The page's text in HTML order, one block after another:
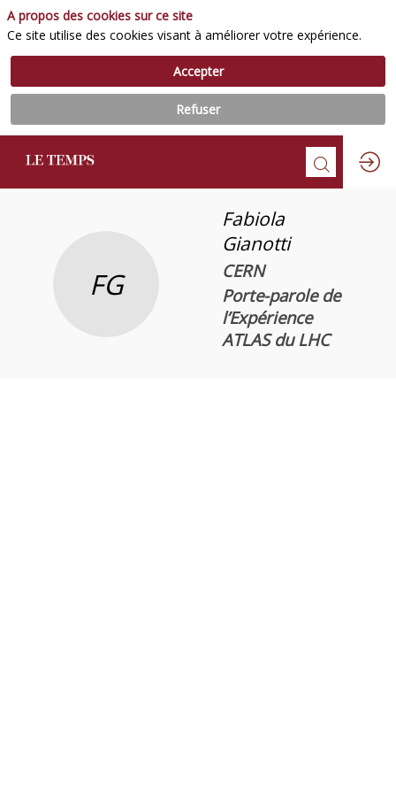
FG
Fabiola
Gianotti
CERN
Porte-parole de
l’Expérience
ATLAS du LHC
A propos des cookies sur ce site
Ce site utilise des cookies visant à améliorer votre expérience.
Accepter
Refuser